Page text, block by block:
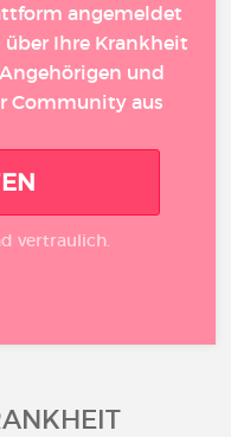
angemeldet
Ihre Krankheit
und
Community aus
vertraulich.